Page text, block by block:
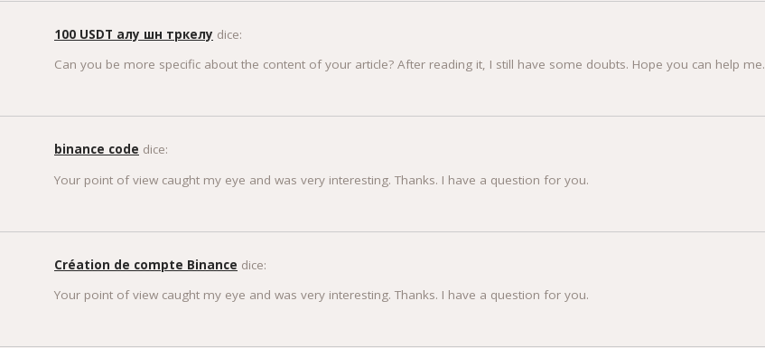
100 USDT алу шн тркелу dice:
Can you be more specific about the content of your article? After reading it, I still have some doubts. Hope you can help me.
binance code dice:
Your point of view caught my eye and was very interesting. Thanks. I have a question for you.
Création de compte Binance dice:
Your point of view caught my eye and was very interesting. Thanks. I have a question for you.